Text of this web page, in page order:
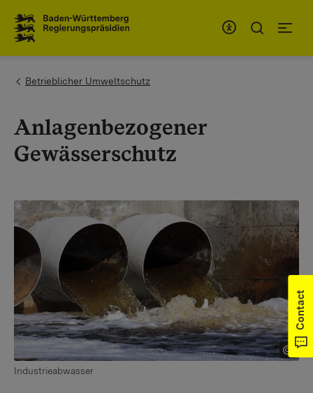
You are here:
Betrieblicher Umweltschutz
Anlagenbezogener
Gewässerschutz
Industrieabwasser
Contact